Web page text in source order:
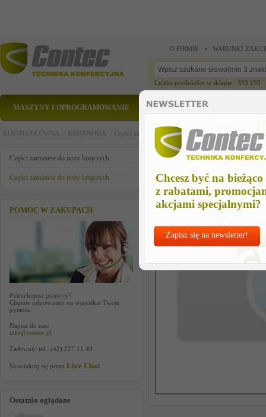
Chcesz być na bieżąco
z rabatami,
akcjami specjalnymi?
Zapisz się na newsletter!
O FIRMIE WARUNKI
Liczba produktów w sklepie: 393 198
MASZYNY I OPROGRAMOWANIE CZĘŚCI ZAMIENNE
STRONA GŁÓWNA > KROJOWNIA > Części zamienne do noży krojczych >Części
Części zamienne do noży krojczych
Części zamienne do noży krojczych
POMOC W ZAKUPACH
Potrzebujesz pomocy?
Chętnie odpowiemy na wszystkie Twoje
pytania.
Napisz do nas:
info@contec.pl
Zadzwoń: tel.: (42) 227 11 40
Skontaktuj się przez Live Chat
Ostatnio oglądane
kondensator